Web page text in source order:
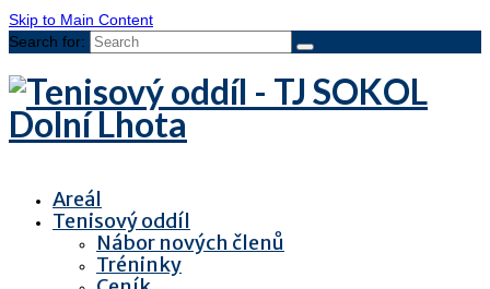
Skip to Main Content
Search for:
Areál
Tenisový oddíl
Nábor nových členů
Tréninky